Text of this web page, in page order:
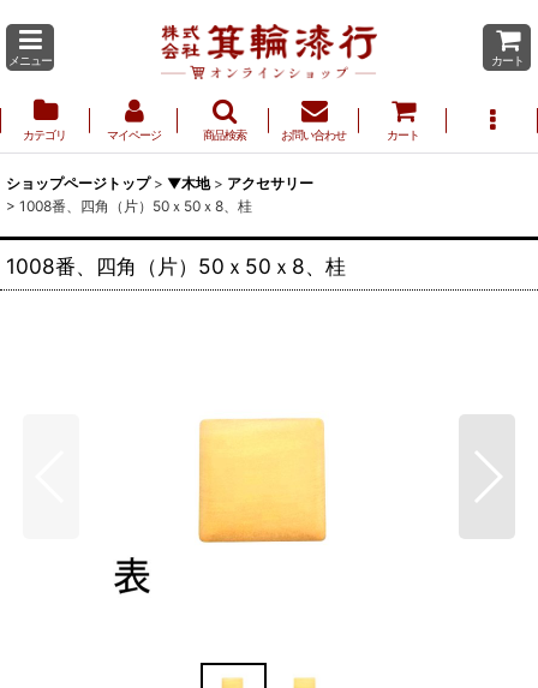
メニュー カート
カテゴリ マイページ 商品検索 お問い合わせ カート
ショップページトップ > ▼木地 > アクセサリー
> 1008番、四角（片）50ｘ50ｘ8、桂
1008番、四角（片）50ｘ50ｘ8、桂